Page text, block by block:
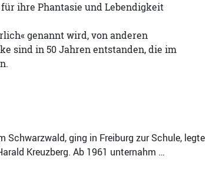
ihre Phantasie und Lebendigkeit
genannt wird, von anderen
sind in 50 Jahren entstanden, die im
Schwarzwald, ging in Freiburg zur Schule, legte
Kreuzberg. Ab 1961 unternahm …